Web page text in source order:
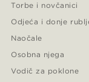
Torbe i novčanici
Odjeća i donje
Naočale
Osobna njega
Vodič za poklone